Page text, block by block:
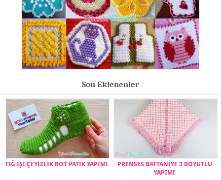
Son Eklenenler
TIĞ İŞİ ÇEYİZLİK BOT PATİK YAPIMI
PRENSES BATTANİYE 3 BOYUTLU
YAPIMI